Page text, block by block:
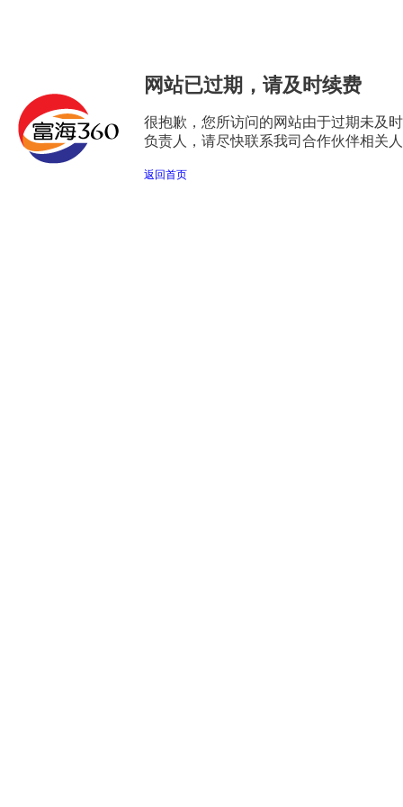
网站已过期，请及时续费
很抱歉，您所访问的网站由于过期未及
负责人，请尽快联系我司合作伙伴相关
返回首页